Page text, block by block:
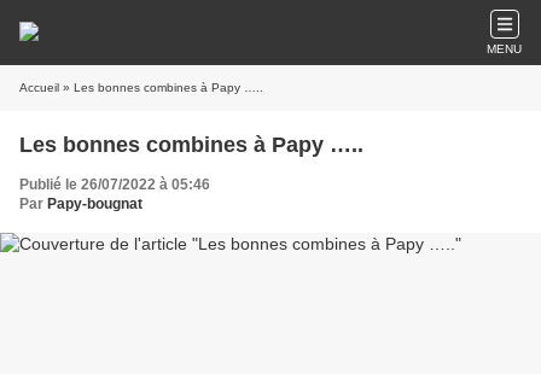
MENU
Accueil » Les bonnes combines à Papy …..
Les bonnes combines à Papy …..
Publié le 26/07/2022 à 05:46
Par Papy-bougnat